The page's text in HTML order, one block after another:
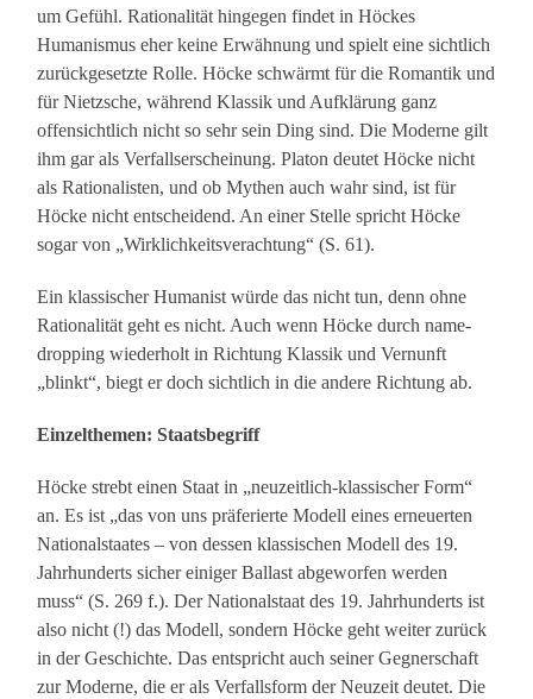
um Gefühl. Rationalität hingegen findet in Höckes
Humanismus eher keine Erwähnung und spielt eine sichtlich
zurückgesetzte Rolle. Höcke schwärmt für die Romantik und
für Nietzsche, während Klassik und Aufklärung ganz
offensichtlich nicht so sehr sein Ding sind. Die Moderne gilt
ihm gar als Verfallserscheinung. Platon deutet Höcke nicht
als Rationalisten, und ob Mythen auch wahr sind, ist für
Höcke nicht entscheidend. An einer Stelle spricht Höcke
sogar von „Wirklichkeitsverachtung“ (S. 61).
Ein klassischer Humanist würde das nicht tun, denn ohne
Rationalität geht es nicht. Auch wenn Höcke durch name-
dropping wiederholt in Richtung Klassik und Vernunft
„blinkt“, biegt er doch sichtlich in die andere Richtung ab.
Einzelthemen: Staatsbegriff
Höcke strebt einen Staat in „neuzeitlich-klassischer Form“
an. Es ist „das von uns präferierte Modell eines erneuerten
Nationalstaates – von dessen klassischen Modell des 19.
Jahrhunderts sicher einiger Ballast abgeworfen werden
muss“ (S. 269 f.). Der Nationalstaat des 19. Jahrhunderts ist
also nicht (!) das Modell, sondern Höcke geht weiter zurück
in der Geschichte. Das entspricht auch seiner Gegnerschaft
zur Moderne, die er als Verfallsform der Neuzeit deutet. Die